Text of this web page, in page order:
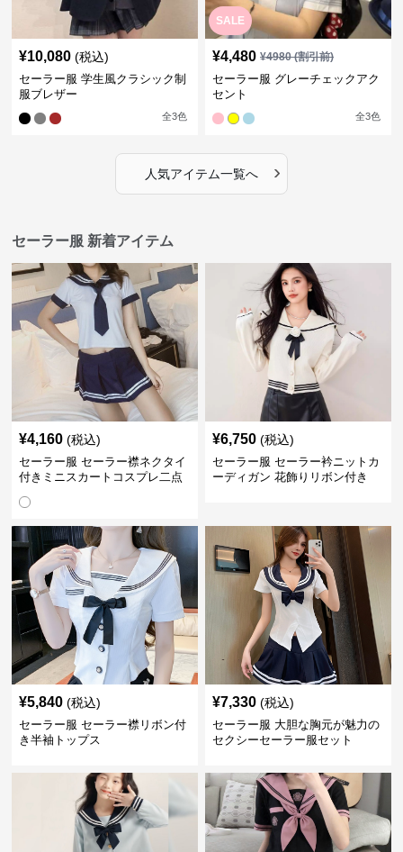
¥10,080 (税込)
セーラー服 学生風クラシック制
服ブレザー
全3色
SALE
¥4,480 ¥4980(割引前)
セーラー服 グレーチェックアク
セント
全3色
人気アイテム一覧へ ›
セーラー服 新着アイテム
¥4,160 (税込)
セーラー服 セーラー襟ネクタイ
付きミニスカートコスプレ二点
¥6,750 (税込)
セーラー服 セーラー衿ニットカ
ーディガン 花飾りリボン付き
¥5,840 (税込)
セーラー服 セーラー襟リボン付
き半袖トップス
¥7,330 (税込)
セーラー服 大胆な胸元が魅力の
セクシーセーラー服セット